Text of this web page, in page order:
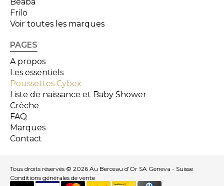
Frilo
Voir toutes les marques
PAGES
A propos
Les essentiels
Poussettes Cybex
Liste de naissance et Baby Shower
Crèche
FAQ
Marques
Contact
Tous droits réservés © 2026 Au Berceau d’Or SA Geneva - Suisse
Conditions générales de vente